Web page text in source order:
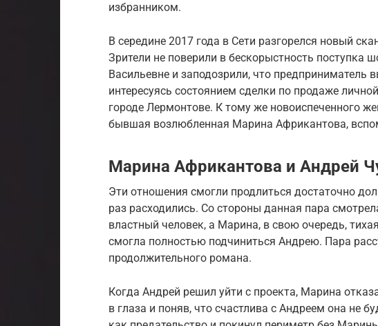
избранником.
В середине 2017 года в Сети разгорелся новый
Зрители не поверили в бескорыстность поступка
Васильевне и заподозрили, что предприниматель
интересуясь состоянием сделки по продаже
городе Лермонтове. К тому же новоиспеченного
бывшая возлюбленная Марина Африкантова,
Марина Африкантова и Андрей
Эти отношения смогли продлиться достаточно
раз расходились. Со стороны данная пара
властный человек, а Марина, в свою очередь,
смогла полностью подчиниться Андрею. Пара
продолжительного романа.
Когда Андрей решил уйти с проекта, Марина
в глаза и поняв, что счастлива с Андреем она не